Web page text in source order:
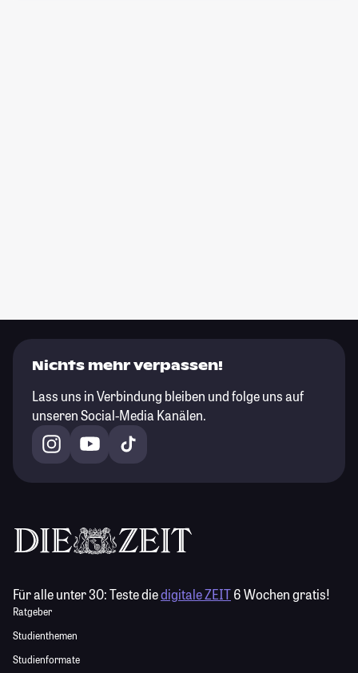
Nichts mehr verpassen!
Lass uns in Verbindung bleiben und folge uns auf
unseren Social-Media Kanälen.
Für alle unter 30:Teste diedigitale ZEIT6 Wochen gratis!
Ratgeber
Studienthemen
Studienformate